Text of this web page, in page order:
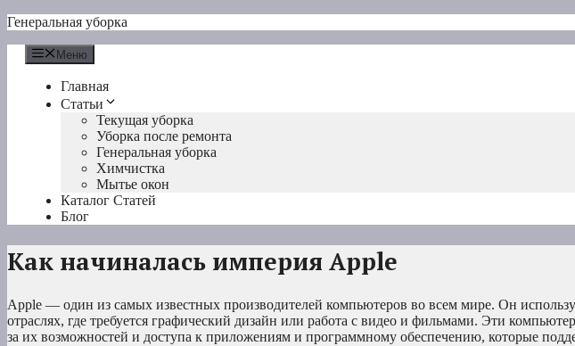
Перейти
содержимому
Генеральная уборка
Меню
Главная
Статьи
Текущая уборка
Уборка после ремонта
Генеральная уборка
Химчистка
Мытье окон
Каталог Статей
Блог
Как начиналась империя Apple
Apple — один из самых известных производителей компьютеров во всем мире. Он
отраслях, где требуется графический дизайн или работа с видео и фильмами. Эти
за их возможностей и доступа к приложениям и программному обеспечению, которые